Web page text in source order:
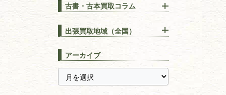
漢方・鍼灸・東洋医学
易学・占い
スピリチュアル・
全集・
古書・古本買取コラム
りOK！効率的に売る方法
宅配買取は古本を送るだけ！
長島書店の便利な買取サービ
ス
【持ち込み買取】店頭で簡単
に古本を売るメリットとは？
出張買取地域（全国）
千葉県
神奈川県
静岡県
アーカイブ